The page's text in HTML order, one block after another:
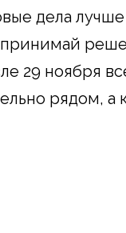
дела
принимай
29 ноября
рядом, а